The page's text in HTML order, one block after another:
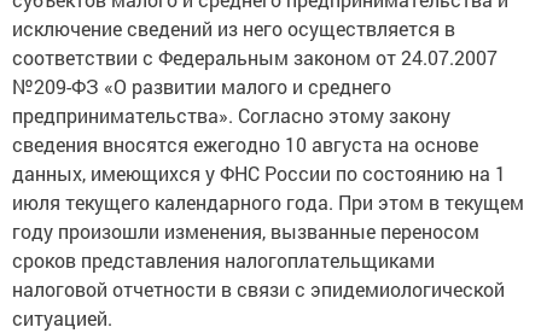
исключение сведений из него осуществляется в
соответствии с Федеральным законом от 24.07.2007
№209-ФЗ «О развитии малого и среднего
предпринимательства». Согласно этому закону
сведения вносятся ежегодно 10 августа на основе
данных, имеющихся у ФНС России по состоянию на 1
июля текущего календарного года. При этом в текущем
году произошли изменения, вызванные переносом
сроков представления налогоплательщиками
налоговой отчетности в связи с эпидемиологической
ситуацией.